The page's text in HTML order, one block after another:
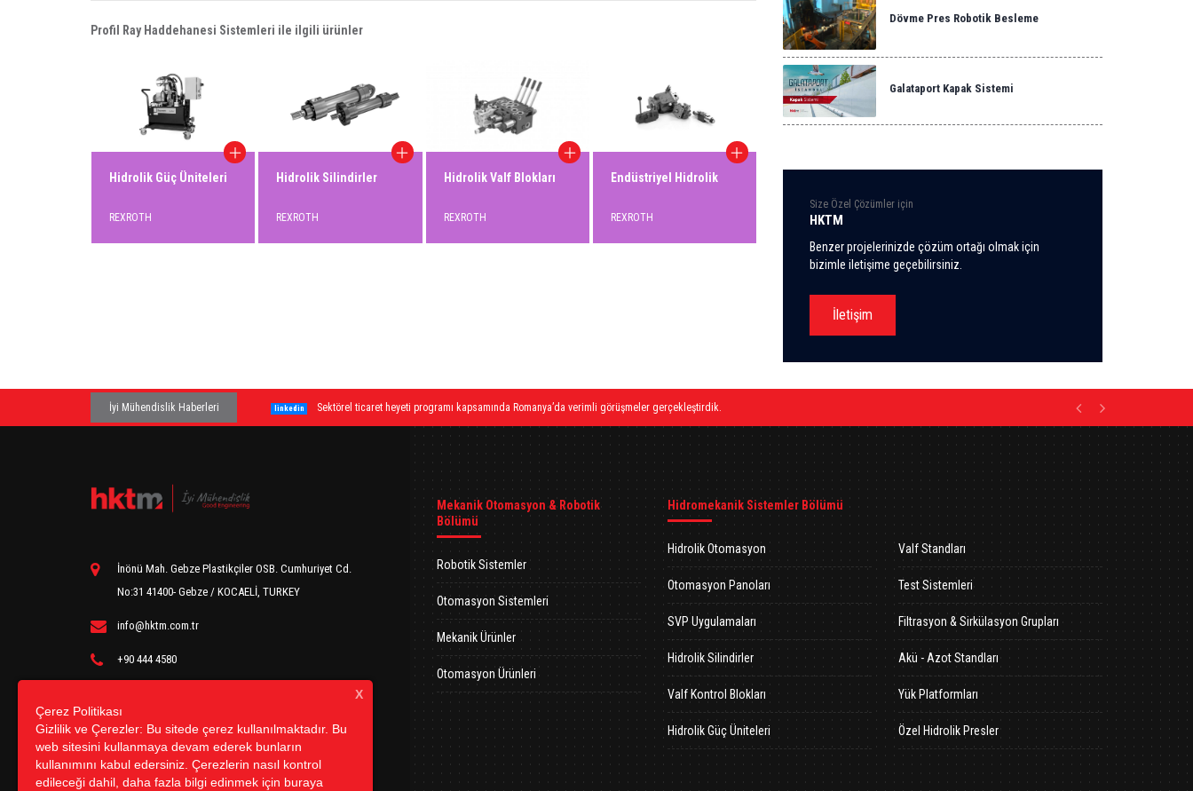
Profil Ray Haddehanesi Sistemleri ile ilgili ürünler
Hidrolik Güç Üniteleri
REXROTH
Hidrolik Silindirler
REXROTH
Hidrolik Valf Blokları
REXROTH
Endüstriyel Hidrolik
REXROTH REXROTH
Dövme Pres Robotik Besleme
Galataport Kapak Sistemi
Size Özel Çözümler için
HKTM
Benzer projelerinizde çözüm ortağı olmak için
bizimle iletişime geçebilirsiniz.
İletişim
İyi Mühendislik Haberleri linkedin Sektörel ticaret heyeti programı kapsamında Romanya’da verimli görüşmeler gerçekleştirdik.
Previous
Next
İnönü Mah. Gebze Plastikçiler OSB. Cumhuriyet Cd.
No:31 41400- Gebze / KOCAELİ, TURKEY
info@hktm.com.tr
+90 444 4580
Mekanik Otomasyon & Robotik
Bölümü
Robotik Sistemler
Otomasyon Sistemleri
Mekanik Ürünler
Otomasyon Ürünleri
Hidromekanik Sistemler Bölümü
Hidrolik Otomasyon
Otomasyon Panoları
SVP Uygulamaları
Hidrolik Silindirler
Valf Kontrol Blokları
Hidrolik Güç Üniteleri
Valf Standları
Test Sistemleri
Filtrasyon & Sirkülasyon Grupları
Akü - Azot Standları
Yük Platformları
Özel Hidrolik Presler
Çerez Politikası
Gizlilik ve Çerezler: Bu sitede çerez kullanılmaktadır. Bu
web sitesini kullanmaya devam ederek bunların
kullanımını kabul edersiniz. Çerezlerin nasıl kontrol
edileceği dahil, daha fazla bilgi edinmek için buraya
X